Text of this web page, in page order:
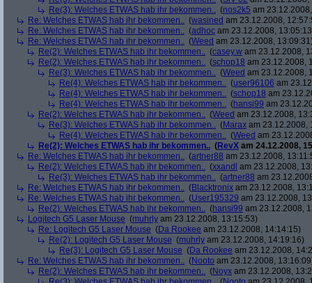
Re(3): Welches ETWAS hab ihr bekommen.. (nos2k5 am
Re: Welches ETWAS hab ihr bekommen.. (wasined am 23.12.2008,
Re: Welches ETWAS hab ihr bekommen.. (adhoc am 23.12.2008,
Re: Welches ETWAS hab ihr bekommen.. (Weed am 23.12.2008,
Re(2): Welches ETWAS hab ihr bekommen.. (casey.w am 23.12.2008,
Re(2): Welches ETWAS hab ihr bekommen.. (schop18 am 23.12.2008,
Re(3): Welches ETWAS hab ihr bekommen.. (Weed am 23.12.2008,
Re(4): Welches ETWAS hab ihr bekommen.. (user96106 am
Re(4): Welches ETWAS hab ihr bekommen.. (schop18 am
Re(4): Welches ETWAS hab ihr bekommen.. (hansi99 am
Re(2): Welches ETWAS hab ihr bekommen.. (Weed am 23.12.2008,
Re(3): Welches ETWAS hab ihr bekommen.. (Marax am 23.12.2008,
Re(4): Welches ETWAS hab ihr bekommen.. (Weed am
Re(2): Welches ETWAS hab ihr bekommen.. (RevX am 24.12.2008,
Re: Welches ETWAS hab ihr bekommen.. (artner88 am 23.12.2008,
Re(2): Welches ETWAS hab ihr bekommen.. (xxandl am 23.12.2008,
Re(3): Welches ETWAS hab ihr bekommen.. (artner88 am
Re: Welches ETWAS hab ihr bekommen.. (Blacktronix am 23.12.2008,
Re: Welches ETWAS hab ihr bekommen.. (User195329 am 23.12.2008,
Re(2): Welches ETWAS hab ihr bekommen.. (hansi99 am 23.12.2008,
Logitech G5 Laser Mouse (muhrly am 23.12.2008, 13:15:53)
Re: Logitech G5 Laser Mouse (Da Rookee am 23.12.2008, 14:14:15)
Re(2): Logitech G5 Laser Mouse (muhrly am 23.12.2008, 14:19:16)
Re(3): Logitech G5 Laser Mouse (Da Rookee am 23.12.2008,
Re: Welches ETWAS hab ihr bekommen.. (Nooto am 23.12.2008,
Re(2): Welches ETWAS hab ihr bekommen.. (Noyx am 23.12.2008,